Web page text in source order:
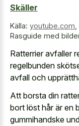
Skäller
Källa: youtube.com
Rasguide med
Ratterrier avfaller
regelbunden
avfall och
Att borsta din
bort löst hår är en
gummihandske